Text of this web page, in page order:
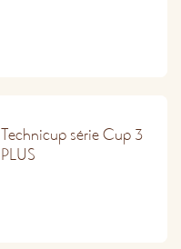
Technicup série Cup 3
PLUS